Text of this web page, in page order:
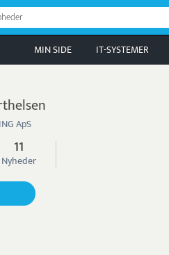
MIN SIDE IT-SYSTEMER
ApS
11
Nyheder